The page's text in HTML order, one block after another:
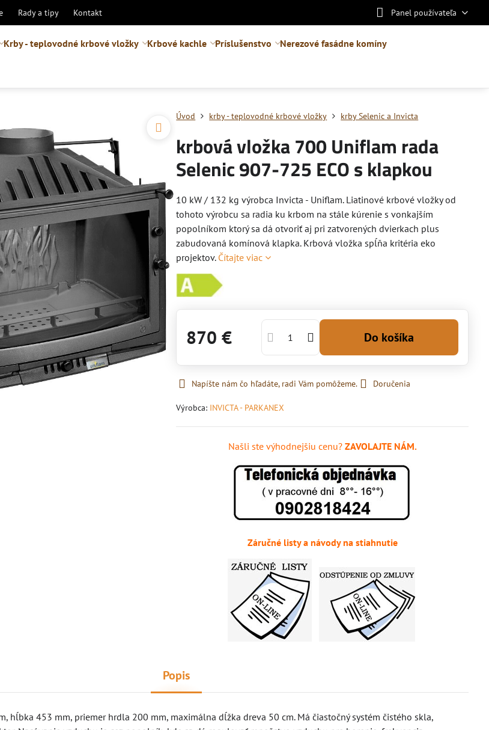
Rady a tipy Kontakt Panel používateľa
Krby - teplovodné krbové vložky Krbové kachle Príslušenstvo Nerezové fasádne komíny
Úvod krby - teplovodné krbové vložky krby Selenic a Invicta
krbová vložka 700 Uniflam rada
Selenic 907-725 ECO s klapkou
10 kW / 132 kg výrobca Invicta - Uniflam. Liatinové krbové vložky od
tohoto výrobcu sa radia ku krbom na stále kúrenie s vonkajším
popolníkom ktorý sa dá otvoriť aj pri zatvorených dvierkach plus
zabudovaná komínová klapka. Krbová vložka spĺňa kritéria eko
projektov. Čítajte viac
870 € Do košíka
Napíšte nám čo hľadáte, radi Vám pomôžeme. Doručenia
Výrobca: INVICTA - PARKANEX
Našli ste výhodnejšiu cenu?ZAVOLAJTE NÁM.
Záručné listy a návody na stiahnutie
Popis
hĺbka 453 mm, priemer hrdla 200 mm, maximálna dĺžka dreva 50 cm. Má čiastočný systém čistého skla,